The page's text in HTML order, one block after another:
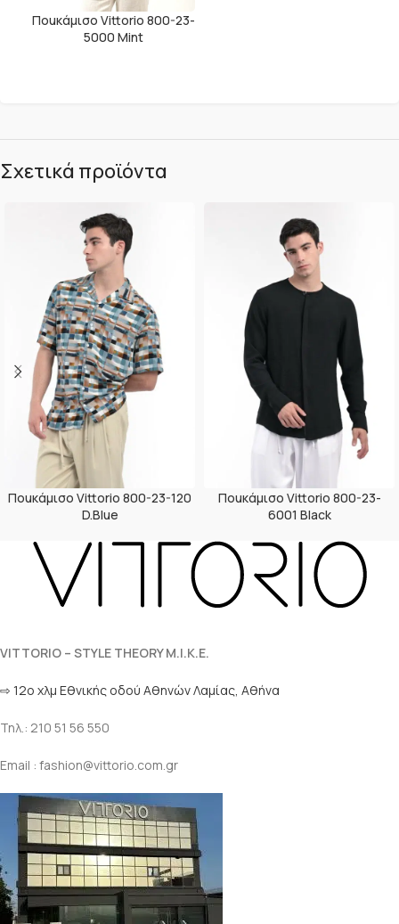
Ποuκάμισο Vittorio 800-23-
5000 Mint
Σχετικά προϊόντα
Ποuκάμισο Vittorio 800-23-120
D.Blue
Ποuκάμισο Vittorio 800-23-
6001 Black
VITTORIO – STYLE THEORY M.I.K.E.
⇨ 12ο χλμ Eθνικής οδού Αθηνών Λαμίας, Αθήνα
Τηλ.: 210 51 56 550
Email : fashion@vittorio.com.gr